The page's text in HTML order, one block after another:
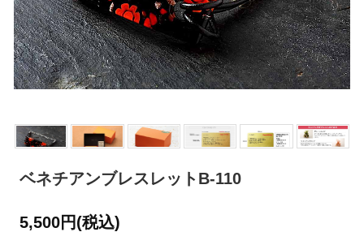
ベネチアンブレスレットB-110
5,500円(税込)